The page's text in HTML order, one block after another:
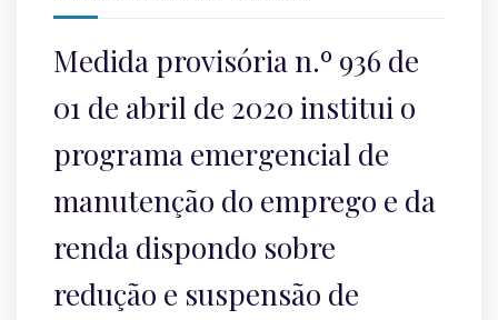
Medida provisória n.º 936 de
01 de abril de 2020 institui o
programa emergencial de
manutenção do emprego e da
renda dispondo sobre
redução e suspensão de